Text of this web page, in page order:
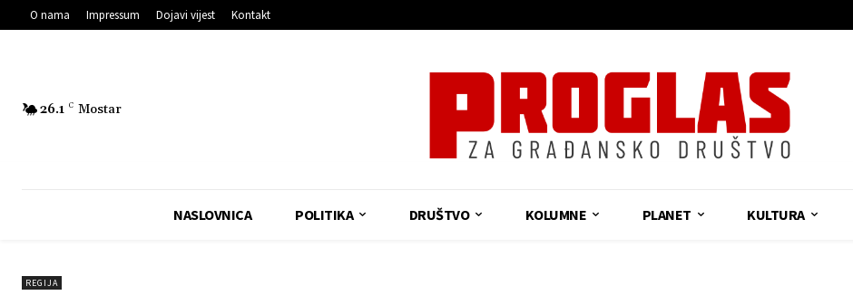
O nama Impressum Dojavi vijest Kontakt
26.1 C Mostar
NASLOVNICA POLITIKA DRUŠTVO KOLUMNE PLANET KULTURA
REGIJA